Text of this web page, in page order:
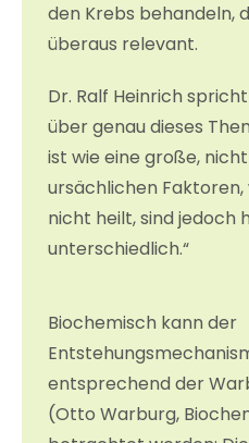
den Krebs behandeln,
überaus relevant.
Dr. Ralf Heinrich
über genau dieses
ist wie eine große,
ursächlichen
nicht heilt, sind jedoch
unterschiedlich.“
Biochemisch kann der
entsprechend der
(Otto Warburg,